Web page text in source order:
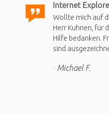
Internet
Wollte mich auf
Herr Kuhnen, für
Hilfe bedanken.
sind
Michael F.